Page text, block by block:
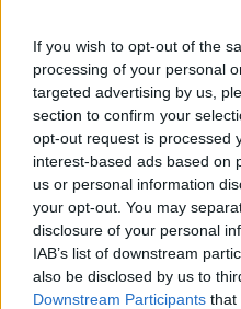
If you wish to opt-out of the
processing of your personal
targeted advertising by us,
section to confirm your
opt-out request is processed
interest-based ads based on
us or personal information
your opt-out. You may
disclosure of your personal
IAB’s list of downstream
also be disclosed by us to
Downstream Participants that
relativi a siti web, account e
piattaforma social. Tali risorse
falsi investimenti finanziari
line, offerte ad un pubblico
indotti a fare affidamento sulla
messaggi promozionali erano
sfruttamento indebito del
dell’Amministratore Delegato
In molti casi venivano utilizzati
attraverso l’intelligenza